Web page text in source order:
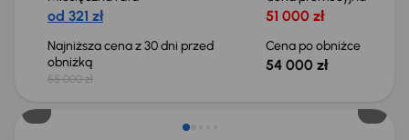
od 321 zł 51 000 zł
Najniższa cena z 30 dni przed
obniżką
55 000 zł
Cena po obniżce
54 000 zł